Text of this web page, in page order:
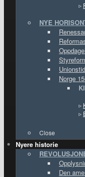
▹
NYE
Norge
▹
▹
Close
Nyere historie
Den